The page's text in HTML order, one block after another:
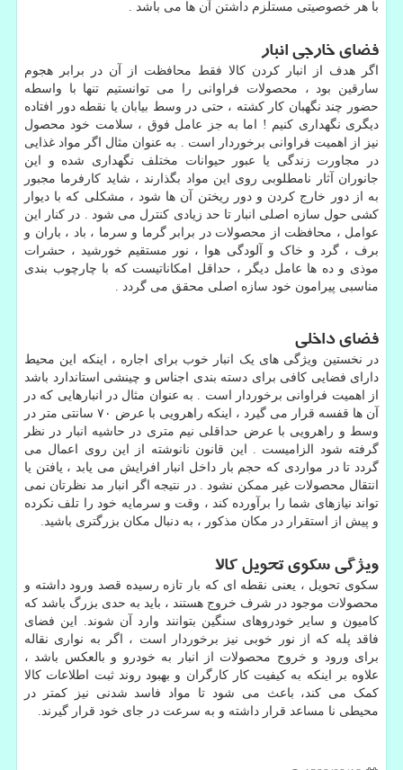
با هر خصوصیتی مستلزم داشتن آن ها می باشد .
فضای خارجی انبار
اگر هدف از انبار کردن کالا فقط محافظت از آن در برابر هجوم
سارقین بود ، محصولات فراوانی را می توانستیم تنها با واسطه
حضور چند نگهبان کار کشته ، حتی در وسط بیابان یا نقطه دور افتاده
دیگری نگهداری کنیم ! اما به جز عامل فوق ، سلامت خود محصول
نیز از اهمیت فراوانی برخوردار است . به عنوان مثال اگر مواد غذایی
در مجاورت زندگی یا عبور حیوانات مختلف نگهداری شده و این
جانوران آثار نامطلوبی روی این مواد بگذارند ، شاید کارفرما مجبور
به از دور خارج کردن و دور ریختن آن ها شود ، مشکلی که با دیوار
کشی حول سازه اصلی انبار تا حد زیادی کنترل می شود . در کنار این
عوامل ، محافظت از محصولات در برابر گرما و سرما ، باد ، باران و
برف ، گرد و خاک و آلودگی هوا ، نور مستقیم خورشید ، حشرات
موذی و ده ها عامل دیگر ، حداقل امکاناتیست که با چارچوب بندی
مناسبی پیرامون خود سازه اصلی محقق می گردد .
فضای داخلی
در نخستین ویژگی های یک انبار خوب برای اجاره ، اینکه این محیط
دارای فضایی کافی برای دسته بندی اجناس و چینشی استاندارد باشد
از اهمیت فراوانی برخوردار است . به عنوان مثال در انبارهایی که در
آن ها قفسه قرار می گیرد ، اینکه راهرویی با عرض ۷۰ سانتی متر در
وسط و راهرویی با عرض حداقلی نیم متری در حاشیه انبار در نظر
گرفته شود الزامیست . این قانون نانوشته از این روی اعمال می
گردد تا در مواردی که حجم بار داخل انبار افرایش می یابد ، یافتن یا
انتقال محصولات غیر ممکن نشود . در نتیجه اگر انبار مد نظرتان نمی
تواند نیازهای شما را برآورده کند ، وقت و سرمایه خود را تلف نکرده
و پیش از استقرار در مکان مذکور ، به دنبال مکان بزرگتری باشید.
ویژگی سکوی تحویل کالا
سکوی تحویل ، یعنی نقطه ای که بار تازه رسیده قصد ورود داشته و
محصولات موجود در شرف خروج هستند ، باید به حدی بزرگ باشد که
کامیون و سایر خودروهای سنگین بتوانند وارد آن شوند. این فضای
فاقد پله که از نور خوبی نیز برخوردار است ، اگر به نواری نقاله
برای ورود و خروج محصولات از انبار به خودرو و بالعکس باشد ،
علاوه بر اینکه به کیفیت کار کارگران و بهبود روند ثبت اطلاعات کالا
کمک می کند، باعث می شود تا مواد فاسد شدنی نیز کمتر در
محیطی نا مساعد قرار داشته و به سرعت در جای خود قرار گیرند.